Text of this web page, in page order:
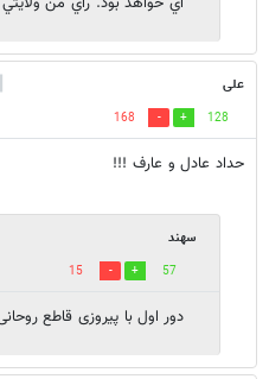
علی
128
168
حداد عادل و عارف !!!
سهند
57
15
دور اول با پیروزی قاطع